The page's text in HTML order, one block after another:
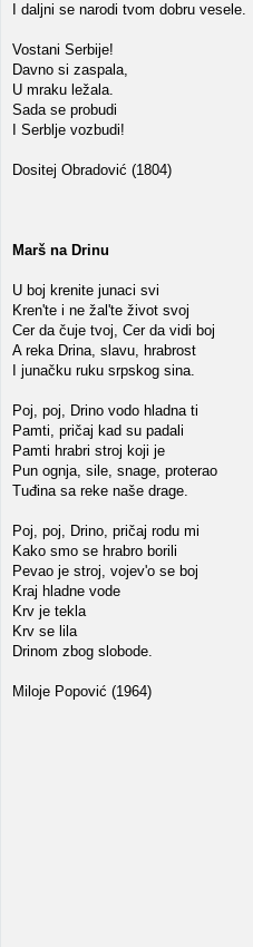
I daljni se narodi tvom dobru vesele.
Vostani Serbije!
Davno si zaspala,
U mraku ležala.
Sada se probudi
I Serblje vozbudi!
Dositej Obradović (1804)
Marš na Drinu
U boj krenite junaci svi
Kren'te i ne žal'te život svoj
Cer da čuje tvoj, Cer da vidi boj
A reka Drina, slavu, hrabrost
I junačku ruku srpskog sina.
Poj, poj, Drino vodo hladna ti
Pamti, pričaj kad su padali
Pamti hrabri stroj koji je
Pun ognja, sile, snage, proterao
Tuđina sa reke naše drage.
Poj, poj, Drino, pričaj rodu mi
Kako smo se hrabro borili
Pevao je stroj, vojev'o se boj
Kraj hladne vode
Krv je tekla
Krv se lila
Drinom zbog slobode.
Miloje Popović (1964)